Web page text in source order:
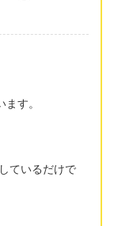
す。
ているだけで